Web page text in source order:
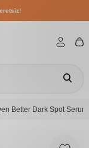
Better Dark Spot